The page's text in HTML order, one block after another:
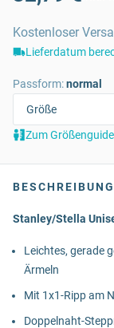
Kostenloser
Lieferdatum
Passform:normal
Zum Größenguide
BESCHREIBUNG
Stanley/Stella
Leichtes, gerade
Ärmeln
Mit 1x1-Ripp am
Doppelnaht-